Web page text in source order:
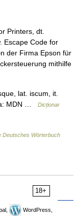
Printers, dt.
Escape Code for
der Firma Epson für
mithilfe
lat. iscum, it.
MDN …
Dicționar
Deutsches Wörterbuch
18+
WordPress,